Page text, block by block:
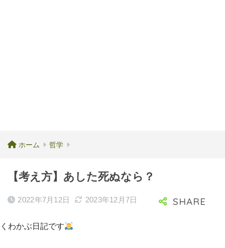
ホーム 哲学
【考え方】あした死ぬなら？
2022年7月12日 2023年12月7日
くわかぶ日記です